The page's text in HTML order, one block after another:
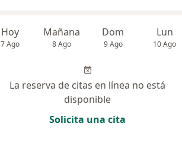
Hoy
7 Ago
Mañana
8 Ago
Dom
9 Ago
Lun
10 Ago
La reserva de citas en línea no está
disponible
Solicita una cita